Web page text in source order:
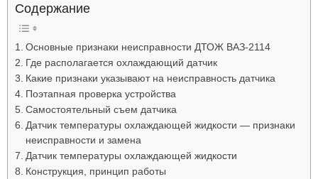
Содержание
Основные признаки неисправности ДТОЖ ВАЗ-2114
Где располагается охлаждающий датчик
Какие признаки указывают на неисправность датчика
Поэтапная проверка устройства
Самостоятельный съем датчика
Датчик температуры охлаждающей жидкости — признаки
неисправности и замена
Датчик температуры охлаждающей жидкости
Конструкция, принцип работы